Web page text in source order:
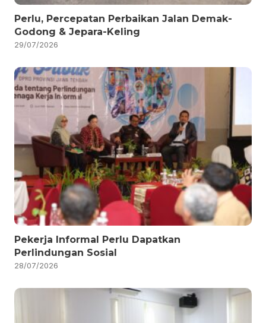
Perlu, Percepatan Perbaikan Jalan Demak-
Godong & Jepara-Keling
29/07/2026
Pekerja Informal Perlu Dapatkan
Perlindungan Sosial
28/07/2026